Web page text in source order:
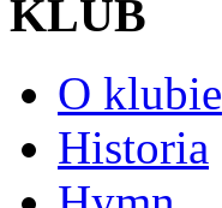
KLUB
O klubie
Historia